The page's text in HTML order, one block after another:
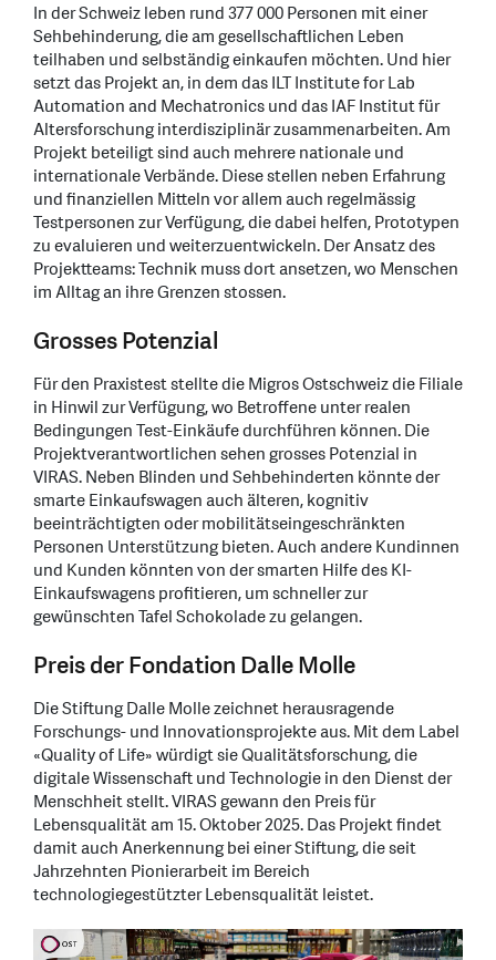
In der Schweiz leben rund 377 000 Personen mit einer
Sehbehinderung, die am gesellschaftlichen Leben
teilhaben und selbständig einkaufen möchten. Und hier
setzt das Projekt an, in dem das ILT Institute for Lab
Automation and Mechatronics und das IAF Institut für
Altersforschung interdisziplinär zusammenarbeiten. Am
Projekt beteiligt sind auch mehrere nationale und
internationale Verbände. Diese stellen neben Erfahrung
und finanziellen Mitteln vor allem auch regelmässig
Testpersonen zur Verfügung, die dabei helfen, Prototypen
zu evaluieren und weiterzuentwickeln. Der Ansatz des
Projektteams: Technik muss dort ansetzen, wo Menschen
im Alltag an ihre Grenzen stossen.
Grosses Potenzial
Für den Praxistest stellte die Migros Ostschweiz die Filiale
in Hinwil zur Verfügung, wo Betroffene unter realen
Bedingungen Test-Einkäufe durchführen können. Die
Projektverantwortlichen sehen grosses Potenzial in
VIRAS. Neben Blinden und Sehbehinderten könnte der
smarte Einkaufswagen auch älteren, kognitiv
beeinträchtigten oder mobilitätseingeschränkten
Personen Unterstützung bieten. Auch andere Kundinnen
und Kunden könnten von der smarten Hilfe des KI-
Einkaufswagens profitieren, um schneller zur
gewünschten Tafel Schokolade zu gelangen.
Preis der Fondation Dalle Molle
Die Stiftung Dalle Molle zeichnet herausragende
Forschungs- und Innovationsprojekte aus. Mit dem Label
«Quality of Life» würdigt sie Qualitätsforschung, die
digitale Wissenschaft und Technologie in den Dienst der
Menschheit stellt. VIRAS gewann den Preis für
Lebensqualität am 15. Oktober 2025. Das Projekt findet
damit auch Anerkennung bei einer Stiftung, die seit
Jahrzehnten Pionierarbeit im Bereich
technologiegestützter Lebensqualität leistet.